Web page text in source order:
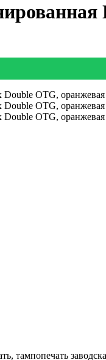
тампопечать